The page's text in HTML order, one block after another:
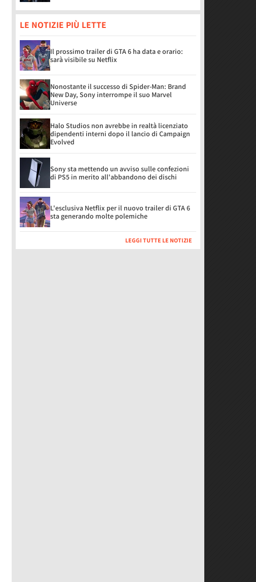
LE NOTIZIE PIÙ LETTE
Il prossimo trailer di GTA 6 ha data e orario:
sarà visibile su Netflix
Nonostante il successo di Spider-Man: Brand
New Day, Sony interrompe il suo Marvel
Universe
Halo Studios non avrebbe in realtà licenziato
dipendenti interni dopo il lancio di Campaign
Evolved
Sony sta mettendo un avviso sulle confezioni
di PS5 in merito all'abbandono dei dischi
L'esclusiva Netflix per il nuovo trailer di GTA 6
sta generando molte polemiche
LEGGI TUTTE LE NOTIZIE